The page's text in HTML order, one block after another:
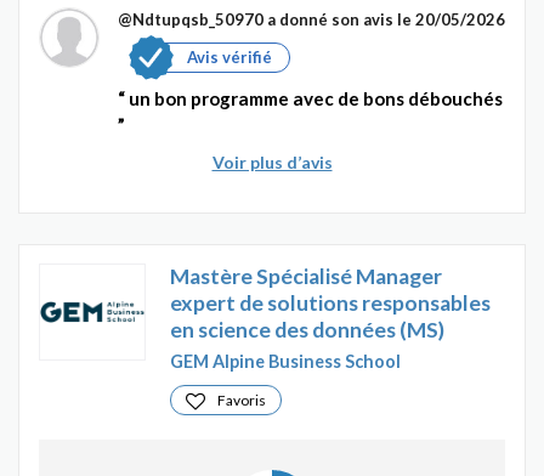
@Ndtupqsb_50970 a donné son avis le 20/05/2026
Avis vérifié
un bon programme avec de bons débouchés
Voir plus d’avis
Mastère Spécialisé Manager
expert de solutions responsables
en science des données (MS)
GEM Alpine Business School
Favoris